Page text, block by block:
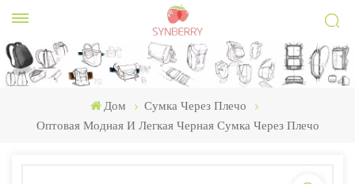
Дом
Сумка Через Плечо
Оптовая Модная И Легкая Черная Сумка Через Плечо